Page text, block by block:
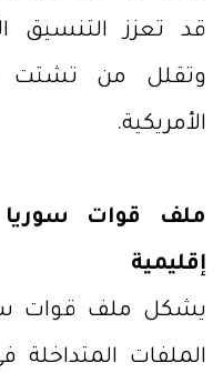
قد تعزز التنسيق
وتقلل من تشتت
الأمريكية.
ملف قوات سوريا
إقليمية
يشكل ملف قوات
الملفات المتداخلة